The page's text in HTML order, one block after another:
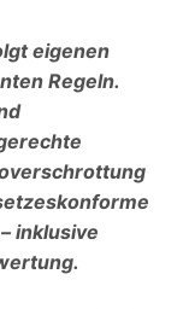
eigenen
Regeln.
inklusive